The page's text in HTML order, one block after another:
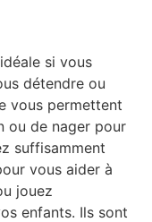
si vous
détendre ou
vous permettent
ou de nager pour
suffisamment
vous aider à
jouez
enfants. Ils sont